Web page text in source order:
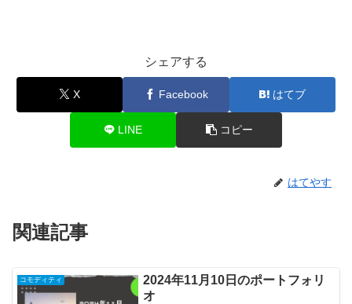
シェアする
X Facebook はてブ
LINE コピー
はてやす
関連記事
コモディティ
2024年11月10日のポートフォリ
オ